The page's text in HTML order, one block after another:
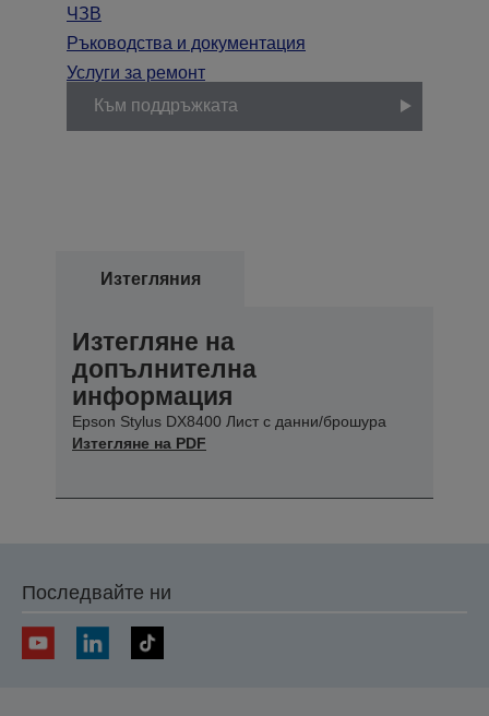
ЧЗВ
Ръководства и документация
Услуги за ремонт
Към поддръжката
Изтегляния
Изтегляне на
допълнителна
информация
Epson Stylus DX8400 Лист с данни/брошура
Изтегляне на PDF
Последвайте ни